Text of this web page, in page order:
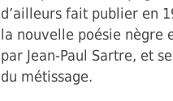
d’ailleurs fait publier en
la nouvelle poésie nègre
par Jean-Paul Sartre, et
du métissage.